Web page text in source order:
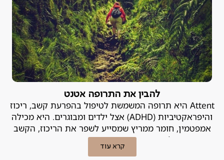
להבין את התרופה אטנט
Attent היא תרופה המשמשת לטיפול בהפרעת קשב, ריכוז
והיפראקטיביות (ADHD) אצל ילדים ומבוגרים. היא מכילה
אמפטמין, חומר ממריץ שמסייע לשפר את הריכוז, הקשב
והשליטה בדחפים. פסיכיאטר פרטי מסביר.
קרא עוד